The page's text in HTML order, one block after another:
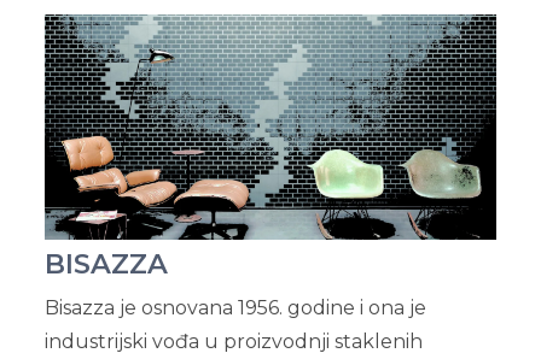
BISAZZA
Bisazza je osnovana 1956. godine i ona je
industrijski vođa u proizvodnji staklenih